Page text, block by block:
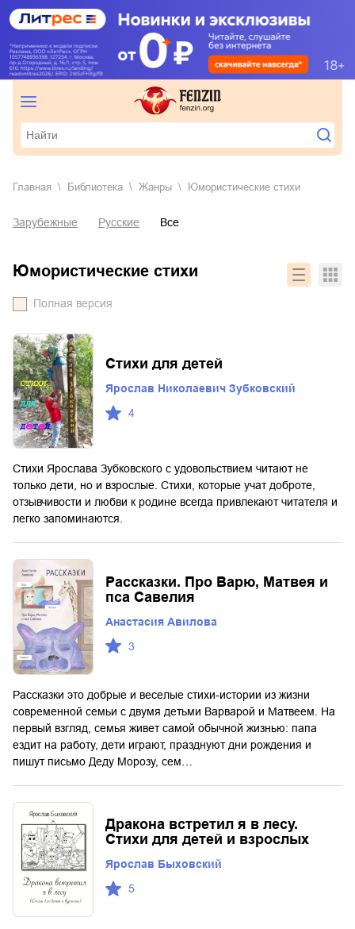
Главная Библиотека Жанры юмористические стихи
Зарубежные Русские Все
юмористические стихи
Полная версия
Стихи для детей
Ярослав Николаевич Зубковский
4
Стихи Ярослава Зубковского с удовольствием читают не
только дети, но и взрослые. Стихи, которые учат доброте,
отзывчивости и любви к родине всегда привлекают читателя и
легко запоминаются.
Рассказки. Про Варю, Матвея и
пса Савелия
Анастасия Авилова
3
Рассказки это добрые и веселые стихи-истории из жизни
современной семьи с двумя детьми Варварой и Матвеем. На
первый взгляд, семья живет самой обычной жизнью: папа
ездит на работу, дети играют, празднуют дни рождения и
пишут письмо Деду Морозу, сем…
Дракона встретил я в лесу.
Стихи для детей и взрослых
Ярослав Быховский
5